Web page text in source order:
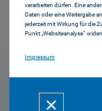
verarbeiten dürfen. Eine
Daten oder eine Weitergabe
jederzeit mit Wirkung für die
Punkt „Websiteanalyse“
Impressum